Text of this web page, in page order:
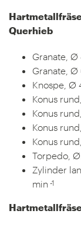
Querhieb
Granate, Ø
Granate, Ø
Knospe, Ø
Konus
Konus
Konus
Konus
Torpedo,
Zylinder
min -1